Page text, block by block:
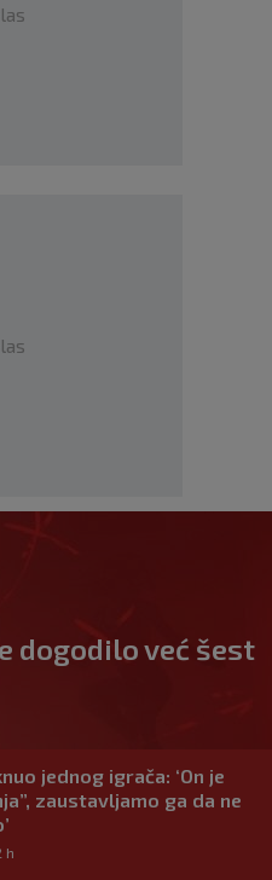
dogodilo već šest
jednog igrača: ‘On je
zaustavljamo ga da ne
h